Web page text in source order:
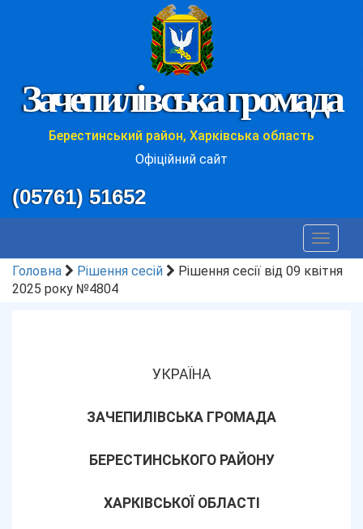
Зачепилівська громада
Берестинський район, Харківська область
Офіційний сайт
(05761) 51652
Toggle
Головна
Рішення сесій
Рішення сесії від 09 квітня
2025 року №4804
УКРАЇНА
ЗАЧЕПИЛІВСЬКА ГРОМАДА
БЕРЕСТИНСЬКОГО РАЙОНУ
ХАРКІВСЬКОЇ ОБЛАСТІ